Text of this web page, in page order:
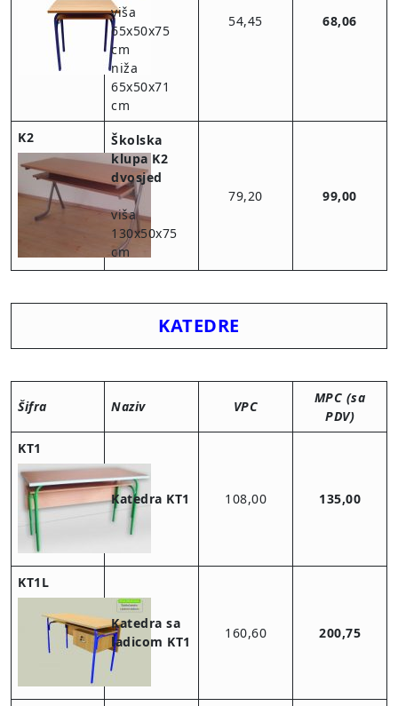
viša
65x50x75
cm
niža
65x50x71
cm
54,45 68,06
K2
Školska
klupa K2
dvosjed
viša
130x50x75
cm
79,20 99,00
KATEDRE
Šifra Naziv VPC
MPC (sa
PDV)
KT1
Katedra KT1 108,00 135,00
KT1L
Katedra sa
ladicom KT1
160,60 200,75